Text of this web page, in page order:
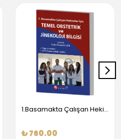
1.Basamakta Çalışan Hekimler İçin Temel Obstetrik Ve Jinekoloji Bilgisi
₺ 760.00